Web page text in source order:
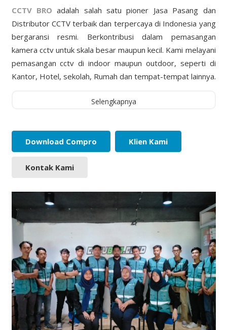
CCTV BRO adalah salah satu pioner Jasa Pasang dan
Distributor CCTV terbaik dan terpercaya di Indonesia yang
bergaransi resmi. Berkontribusi dalam pemasangan
kamera cctv untuk skala besar maupun kecil. Kami melayani
pemasangan cctv di indoor maupun outdoor, seperti di
Kantor, Hotel, sekolah, Rumah dan tempat-tempat lainnya.
Selengkapnya
Download Compro Klien Kami
Kontak Kami